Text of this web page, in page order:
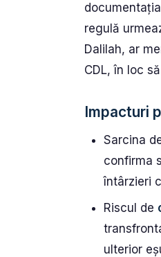
regulă
Dalilah, ar
CDL, în loc
Impacturi
Sarcina
confirma
întârzieri
Riscul de
ulterior